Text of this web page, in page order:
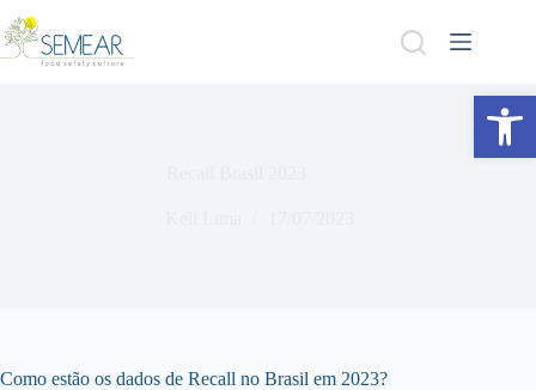
Abrir a barra de ferramentas
Como estão os dados de Recall no Brasil em 2023?